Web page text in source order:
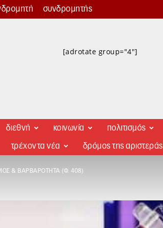
συνδρομητής
[adrotate group="4"]
διεθνή κοινωνία πολιτισμός
τρέχοντα νέα δρόμος της αριστεράς
& ΒΑΡΒΑΡΌΤΗΤΑ (Φ. 408)